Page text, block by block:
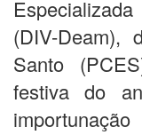
(DIV-Deam),
Santo
festiva do